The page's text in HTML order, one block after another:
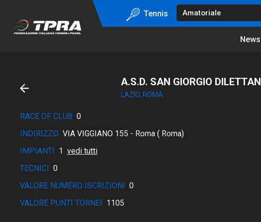
Tennis
News
A.S.D. SAN GIORGIO
LAZIO, ROMA
RACE OF CLUB 0
INDIRIZZO VIA VIGGIANO 155 - Roma ( Roma)
IMPIANTI 1 vedi tutti
TECNICI 0
VALORE NUMERO ISCRIZIONI 0
VALORE PUNTI TORNEI 1105